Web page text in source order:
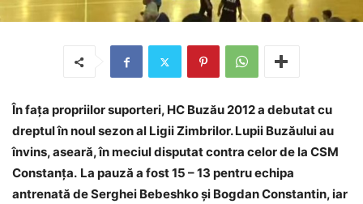
În fața propriilor suporteri, HC Buzău 2012 a debutat cu
dreptul în noul sezon al Ligii Zimbrilor. Lupii Buzăului au
învins, aseară, în meciul disputat contra celor de la CSM
Constanța. La pauză a fost 15 – 13 pentru echipa
antrenată de Serghei Bebeshko și Bogdan Constantin, iar